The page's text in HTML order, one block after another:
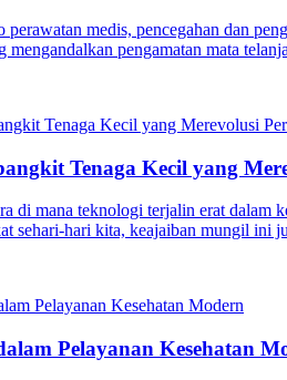
perawatan medis, pencegahan dan
mengandalkan pengamatan mata
Tenaga Kecil yang
di mana teknologi terjalin erat dalam
sehari-hari kita, keajaiban mungil ini
Pelayanan Kesehatan